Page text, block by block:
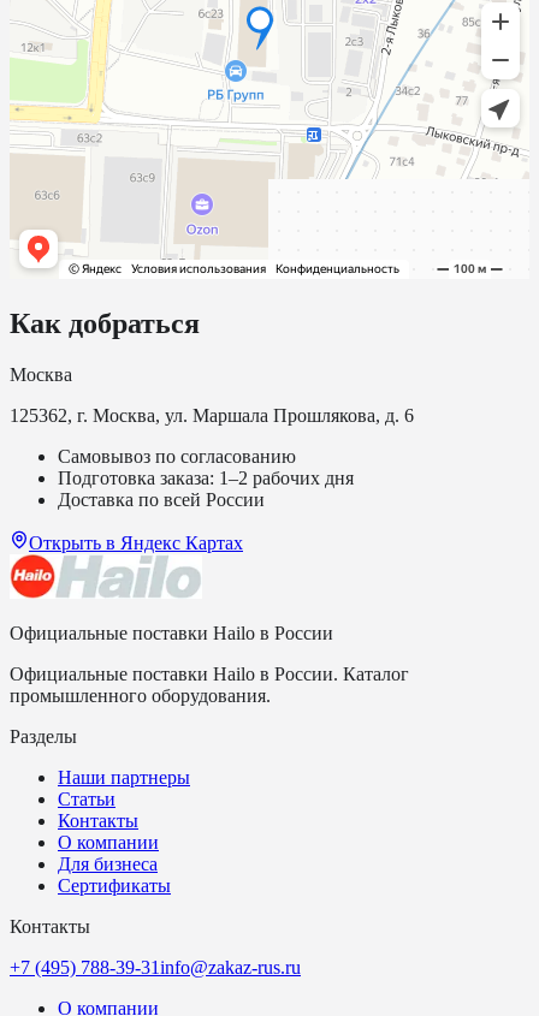
Как добраться
Москва
125362, г. Москва, ул. Маршала Прошлякова, д. 6
Самовывоз по согласованию
Подготовка заказа: 1–2 рабочих дня
Доставка по всей России
Открыть в Яндекс Картах
Официальные поставки Hailo в России
Официальные поставки Hailo в России. Каталог
промышленного оборудования.
Разделы
Наши партнеры
Статьи
Контакты
О компании
Для бизнеса
Сертификаты
Контакты
+7 (495) 788-39-31info@zakaz-rus.ru
О компании